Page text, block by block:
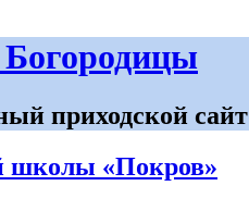
приходской сайт
школы «Покров»